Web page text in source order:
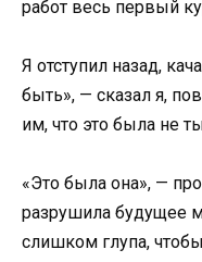
работ весь первый
Я отступил назад,
быть», — сказал я,
им, что это была не
«Это была она», —
разрушила будущее
слишком глупа,